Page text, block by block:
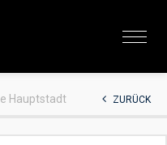
Hauptstadt ZURÜCK